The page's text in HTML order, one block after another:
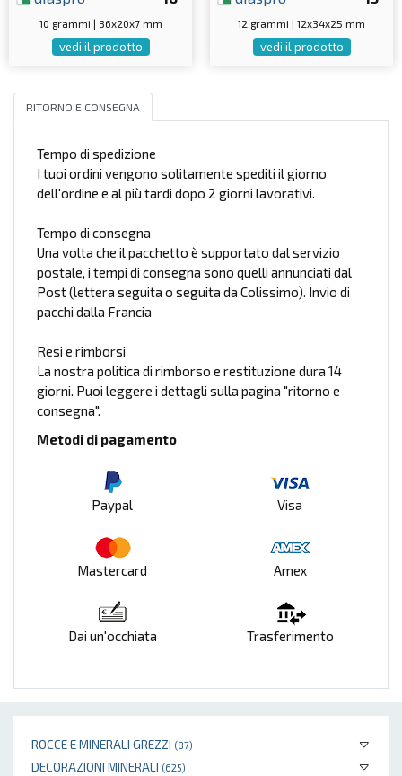
ROCCE E MINERALI GREZZI (87)
DECORAZIONI MINERALI (625)
10 grammi | 36x20x7 mm
vedi il prodotto
12 grammi | 12x34x25 mm
vedi il prodotto
RITORNO E CONSEGNA
Tempo di spedizione
I tuoi ordini vengono solitamente spediti il giorno
dell'ordine e al più tardi dopo 2 giorni lavorativi.
Tempo di consegna
Una volta che il pacchetto è supportato dal servizio
postale, i tempi di consegna sono quelli annunciati dal
Post (lettera seguita o seguita da Colissimo). Invio di
pacchi dalla Francia
Resi e rimborsi
La nostra politica di rimborso e restituzione dura 14
giorni. Puoi leggere i dettagli sulla pagina "ritorno e
consegna".
Metodi di pagamento
Paypal Visa
Mastercard Amex
Dai un'occhiata Trasferimento